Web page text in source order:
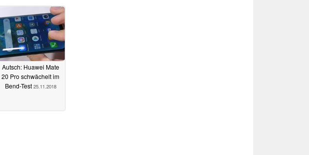
Autsch: Huawei Mate
20 Pro schwächelt im
Bend-Test 25.11.2018